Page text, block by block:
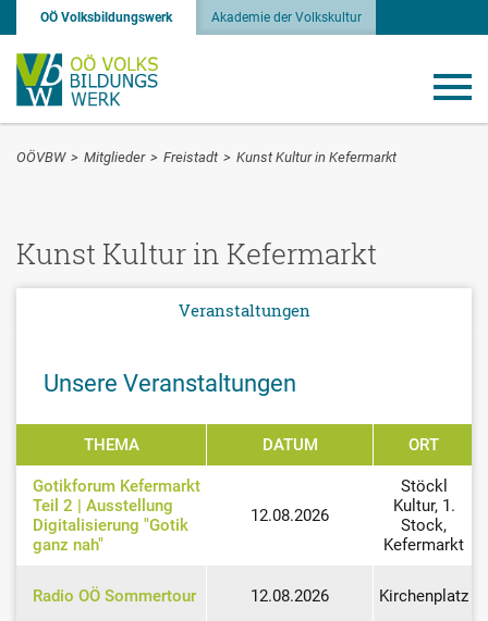
OÖ Volksbildungswerk Akademie der Volkskultur
OÖVBW > Mitglieder > Freistadt > Kunst Kultur in Kefermarkt
Kunst Kultur in Kefermarkt
Veranstaltungen
Unsere Veranstaltungen
THEMA DATUM ORT
Gotikforum Kefermarkt
Teil 2 | Ausstellung
Digitalisierung "Gotik
ganz nah"
12.08.2026
Stöckl
Kultur, 1.
Stock,
Kefermarkt
Radio OÖ Sommertour 12.08.2026 Kirchenplatz